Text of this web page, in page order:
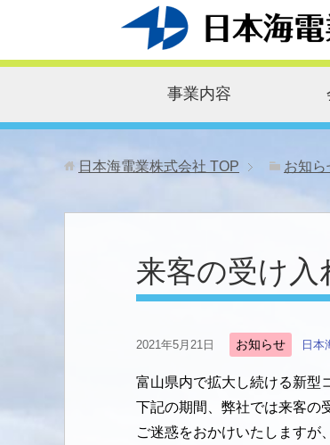
事業内容
日本海電業株式会社 TOP お知ら
来客の受け入
2021年5月21日 お知らせ 日本
富山県内で拡大し続ける新型
下記の期間、弊社では来客の
ご迷惑をおかけいたしますが